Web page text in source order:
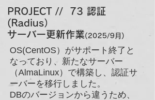
PROJECT // 73 認証
(Radius）
サーバー更新作業(2025/9月)
OS(CentOS）がサポート終了と
なっており、新たなサーバー
（AlmaLinux）で構築し、認証サ
ーバーを移行しました。
​DBのバージョンから違うため、